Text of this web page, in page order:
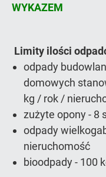
WYKAZEM
Limity ilości
odpady
domowych
kg / rok /
zużyte opony - 8
odpady
nieruchomość
bioodpady - 100